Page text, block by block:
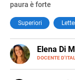
paura è forte
Superiori
Elena Di
DOCENTE
E-
MAIL